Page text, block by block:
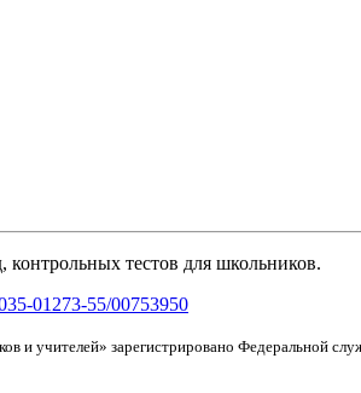
тестов для школьников.
01273-55/00753950
и учителей» зарегистрировано Федеральной